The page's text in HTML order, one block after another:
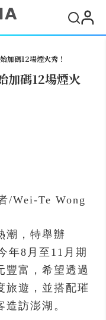
加碼12場煙火秀！
加碼12場煙火
/Wei-Te Wong
潮，特舉辦
年8月至11月期
豐富，希望透過
旅遊，並搭配璀
訪澎湖。